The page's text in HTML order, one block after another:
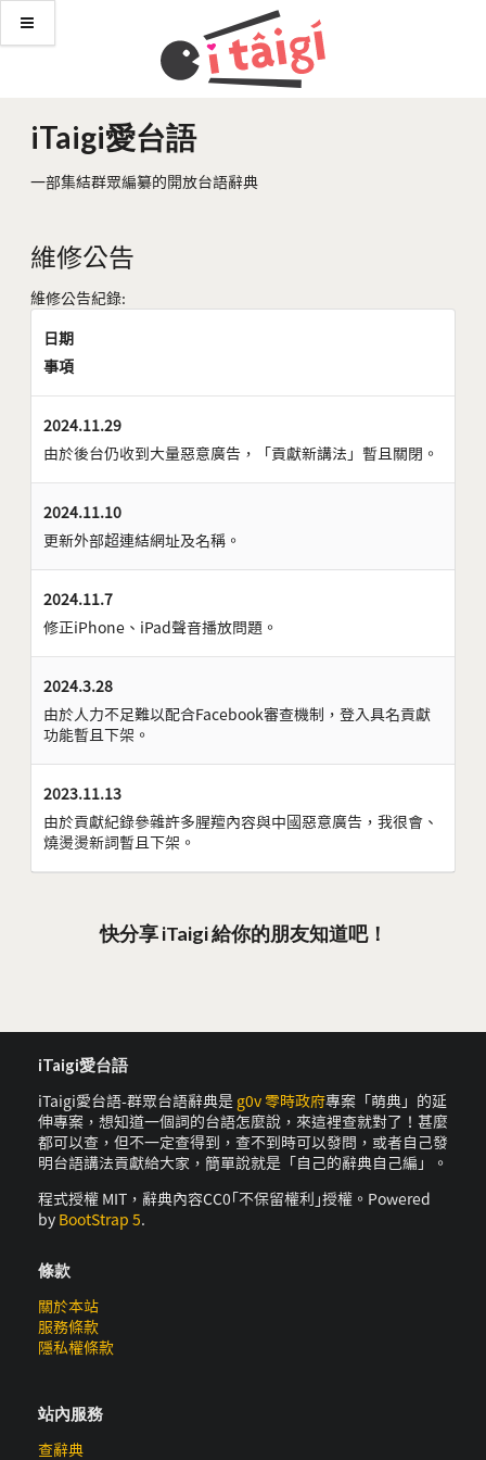
iTaigi愛台語
一部集結群眾編纂的開放台語辭典
維修公告
維修公告紀錄:
日期
事項
2024.11.29
由於後台仍收到大量惡意廣告，「貢獻新講法」暫且關閉。
2024.11.10
更新外部超連結網址及名稱。
2024.11.7
修正iPhone、iPad聲音播放問題。
2024.3.28
由於人力不足難以配合Facebook審查機制，登入具名貢獻
功能暫且下架。
2023.11.13
由於貢獻紀錄參雜許多腥羶內容與中國惡意廣告，我很會、
燒燙燙新詞暫且下架。
快分享 iTaigi 給你的朋友知道吧！
iTaigi愛台語
iTaigi愛台語-群眾台語辭典是 g0v 零時政府專案「萌典」的延
伸專案，想知道一個詞的台語怎麼說，來這裡查就對了！甚麼
都可以查，但不一定查得到，查不到時可以發問，或者自己發
明台語講法貢獻給大家，簡單說就是「自己的辭典自己編」。
程式授權 MIT，辭典內容CC0｢不保留權利｣授權。Powered
by BootStrap 5.
條款
關於本站
服務條款
隱私權條款
站內服務
查辭典